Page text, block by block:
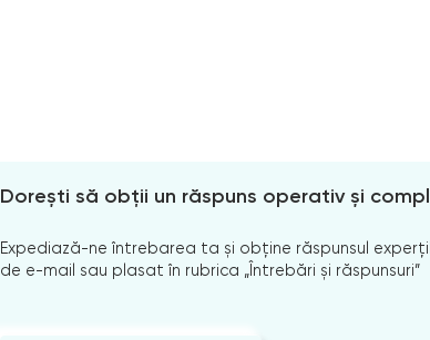
Dorești să obții un răspuns operativ și
Expediază-ne întrebarea ta și obține răspunsul
de e-mail sau plasat în rubrica „Întrebări și răspunsuri”